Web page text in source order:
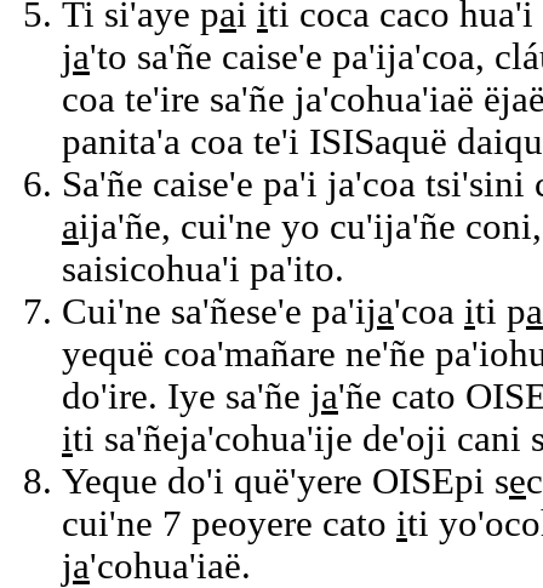
Ti si'aye pai iti coca caco
ja'to sa'ñe caise'e pa'ija'coa,
coa te'ire sa'ñe ja'cohua'iaë
panita'a coa te'i ISISaquë
Sa'ñe caise'e pa'i ja'coa tsi'sini
aija'ñe, cui'ne yo cu'ija'ñe
saisicohua'i pa'ito.
Cui'ne sa'ñese'e pa'ija'coa iti pa
yequë coa'mañare ne'ñe
do'ire. Iye sa'ñe ja'ñe cato
iti sa'ñeja'cohua'ije de'oji cani
Yeque do'i quë'yere OISEpi se
cui'ne 7 peoyere cato iti
ja'cohua'iaë.